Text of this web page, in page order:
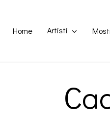
Home Artisti